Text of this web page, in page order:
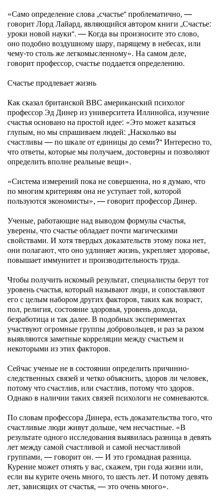
«Само определение слова „счастье“ проблематично, —
говорит Лорд Лайард, являющийся автором книги „Счастье:
уроки новой науки“. — Когда вы произносите это слово,
оно подобно воздушному шару, парящему в небесах, или
чему-то столь же легкомысленному». На самом деле,
говорит профессор, счастье поддается определению.
Счастье продлевает жизнь
Как сказал британской ВВС американский психолог
профессор Эд Динер из университета Иллинойса, изучение
счастья основано на простой идее: «Это может казаться
глупым, но мы спрашиваем людей: „Насколько вы
счастливы — по шкале от единицы до семи?“ Интересно то,
что ответы, которые мы получаем, достоверны и позволяют
определить вполне реальные вещи».
«Система измерений пока не совершенна, но я думаю, что
по многим критериям она не уступает той, которой
пользуются экономисты», — говорит профессор Динер.
Ученые, работающие над выводом формулы счастья,
уверены, что счастье обладает почти магическими
свойствами. И хотя твердых доказательств этому пока нет,
они полагают, что оно удлиняет жизнь, укрепляет здоровье,
повышает иммунитет и производительность труда.
Чтобы получить искомый результат, специалисты берут тот
уровень счастья, который называют люди, и сопоставляют
его с целым набором других факторов, таких как возраст,
пол, религия, состояние здоровья, уровень дохода,
безработица и так далее. В подобных экспериментах
участвуют огромные группы добровольцев, и раз за разом
выявляются заметные корреляции между счастьем и
некоторыми из этих факторов.
Сейчас ученые не в состоянии определить причинно-
следственных связей и четко объяснить, здоров ли человек,
потому что счастлив, или счастлив, потому что здоров.
Однако в наличии таких связей психологи не сомневаются.
По словам профессора Динера, есть доказательства того, что
счастливые люди живут дольше, чем несчастные. «В
результате одного исследования выявилась разница в девять
лет между самой счастливой и самой несчастливой
группами, — говорит он. — И это громадная разница.
Курение может отнять у вас, скажем, три года жизни или,
если вы курите очень много, то шесть лет. И потому девять
лет, зависящих от счастья, — это очень много».